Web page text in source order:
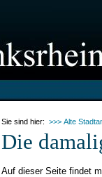
Sie sind hier: >>> Alte
Die
Auf dieser Seite findet